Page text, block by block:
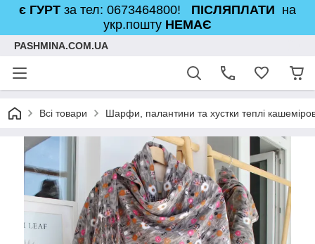
є ГУРТ за тел: 0673464800! ПІСЛЯПЛАТИ на
укр.пошту НЕМАЄ
PASHMINA.COM.UA
Всі товари Шарфи, палантини та хустки теплі